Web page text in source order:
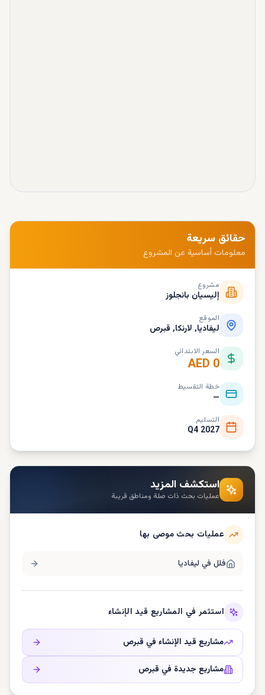
حقائق سريعة
معلومات أساسية عن المشروع
مشروع
إليسيان بانجلوز
الموقع
ليفاديا, لارنكا, قبرص
السعر الابتدائي
AED 0
خطة التقسيط
—
التسليم
Q4 2027
استكشف المزيد
عمليات بحث ذات صلة ومناطق قريبة
عمليات بحث موصى بها
فلل في ليفاديا
استثمر في المشاريع قيد الإنشاء
مشاريع قيد الإنشاء في قبرص
مشاريع جديدة في قبرص